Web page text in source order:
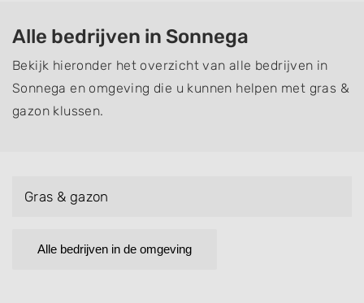
Alle bedrijven in Sonnega
Bekijk hieronder het overzicht van alle bedrijven in
Sonnega en omgeving die u kunnen helpen met gras &
gazon klussen.
Gras & gazon
Alle bedrijven in de omgeving